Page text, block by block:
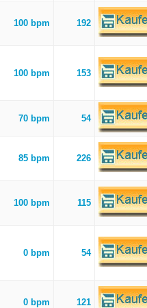
100 bpm 192
100 bpm 153
70 bpm 54
85 bpm 226
100 bpm 115
0 bpm 54
0 bpm 121